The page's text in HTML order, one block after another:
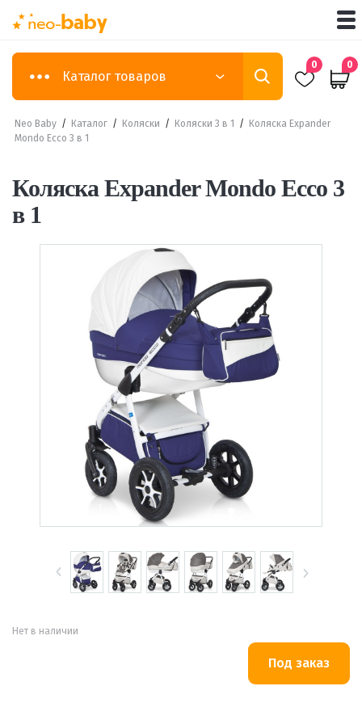
Каталог товаров
0 0
Neo Baby / Каталог / Коляски / Коляски 3 в 1 /
Коляска Expander
Mondo Ecco 3 в 1
Коляска Expander Mondo Ecco 3
в 1
Нет в наличии